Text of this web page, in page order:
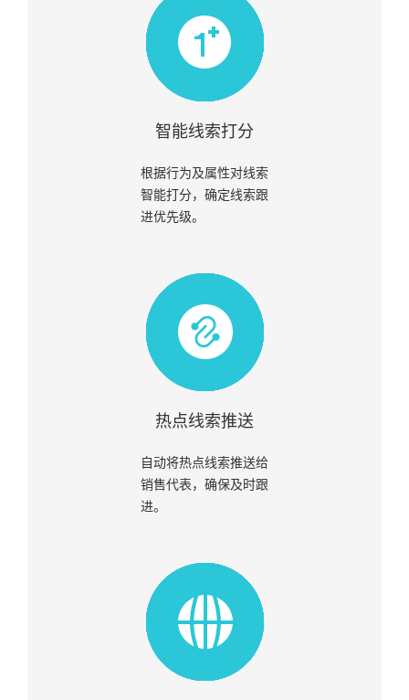
智能线索打分
根据行为及属性对线索
智能打分，确定线索跟
进优先级。
热点线索推送
自动将热点线索推送给
销售代表，确保及时跟
进。